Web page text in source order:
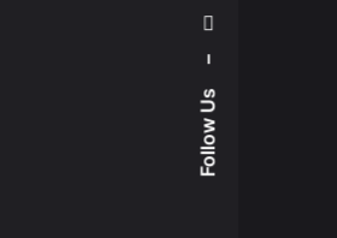
Follow Us
–